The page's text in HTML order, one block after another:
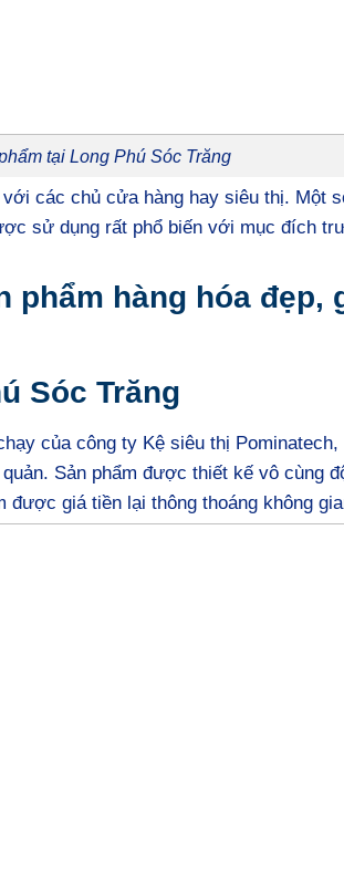
tại Long Phú Sóc Trăng
các chủ cửa hàng hay siêu thị. Một
sử dụng rất phổ biến với mục đích
phẩm hàng hóa đẹp,
Sóc Trăng
của công ty Kệ siêu thị
Sản phẩm được thiết kế vô cùng
giá tiền lại thông thoáng không